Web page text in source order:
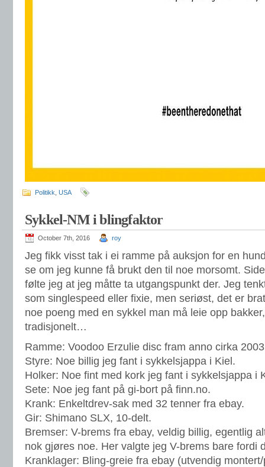
Politikk USA
Sykkel-NM i blingfaktor
October 7th, 2016 roy
Jeg fikk visst tak i ei ramme på auksjon for en
se om jeg kunne få brukt den til noe morsomt.
følte jeg at jeg måtte ta utgangspunkt der. Jeg
som singlespeed eller fixie, men seriøst, det er
noe poeng med en sykkel man må leie opp
tradisjonelt…
Ramme: Voodoo Erzulie disc fram anno cirka
Styre: Noe billig jeg fant i sykkelsjappa i Kiel.
Holker: Noe fint med kork jeg fant i sykkelsjappa i
Sete: Noe jeg fant på gi-bort på finn.no.
Krank: Enkeltdrev-sak med 32 tenner fra ebay.
Gir: Shimano SLX, 10-delt.
Bremser: V-brems fra ebay, veldig billig, egentlig
nok gjøres noe. Her valgte jeg V-brems bare fordi
Kranklager: Bling-greie fra ebay (utvendig